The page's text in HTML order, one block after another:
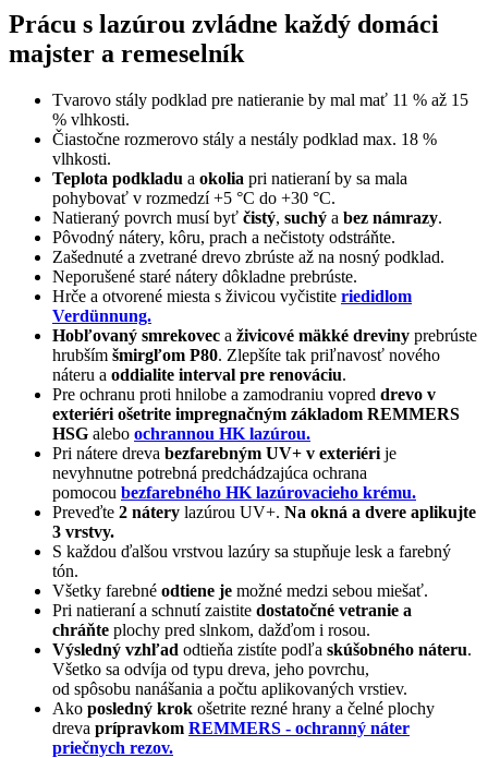
Prácu s lazúrou zvládne každý domáci
majster a remeselník
Tvarovo stály podklad pre natieranie by mal mať 11 % až 15
% vlhkosti.
Čiastočne rozmerovo stály a nestály podklad max. 18 %
vlhkosti.
Teplota podkladu a okolia pri natieraní by sa mala
pohybovať v rozmedzí +5 °C do +30 °C.
Natieraný povrch musí byť čistý, suchý a bez námrazy.
Pôvodný nátery, kôru, prach a nečistoty odstráňte.
Zašednuté a zvetrané drevo zbrúste až na nosný podklad.
Neporušené staré nátery dôkladne prebrúste.
Hrče a otvorené miesta s živicou vyčistite riedidlom
Verdünnung.
Hobľovaný smrekovec a živicové mäkké dreviny prebrúste
hrubším šmirgľom P80. Zlepšíte tak priľnavosť nového
náteru a oddialite interval pre renováciu.
Pre ochranu proti hnilobe a zamodraniu vopred drevo v
exteriéri ošetrite impregnačným základom REMMERS
HSG alebo ochrannou HK lazúrou.
Pri nátere dreva bezfarebným UV+ v exteriéri je
nevyhnutne potrebná predchádzajúca ochrana
pomocou bezfarebného HK lazúrovacieho krému.
Preveďte 2 nátery lazúrou UV+. Na okná a dvere aplikujte
3 vrstvy.
S každou ďalšou vrstvou lazúry sa stupňuje lesk a farebný
tón.
Všetky farebné odtiene je možné medzi sebou miešať.
Pri natieraní a schnutí zaistite dostatočné vetranie a
chráňte plochy pred slnkom, dažďom i rosou.
Výsledný vzhľad odtieňa zistíte podľa skúšobného náteru.
Všetko sa odvíja od typu dreva, jeho povrchu,
od spôsobu nanášania a počtu aplikovaných vrstiev.
Ako posledný krok ošetrite rezné hrany a čelné plochy
dreva prípravkom REMMERS - ochranný náter
priečnych rezov.